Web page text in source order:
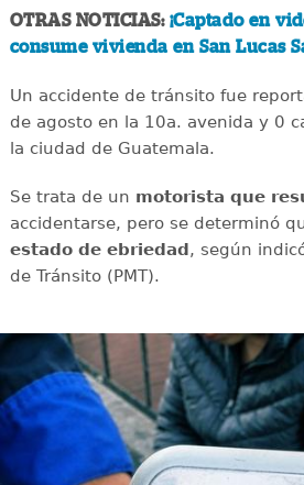
OTRAS NOTICIAS: ¡Captado en
consume vivienda en San Lucas
Un accidente de tránsito fue
de agosto en la 10a. avenida y 0
la ciudad de Guatemala.
Se trata de un motorista que
accidentarse, pero se determinó
estado de ebriedad, según
de Tránsito (PMT).